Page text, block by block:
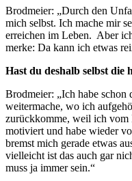
Brodmeier: „Durch den
mich selbst. Ich mache mir
erreichen im Leben. Aber
merke: Da kann ich etwas
Hast du deshalb selbst die
Brodmeier: „Ich habe schon
weitermache, wo ich
zurückkomme, weil ich
motiviert und habe wieder
bremst mich gerade etwas
vielleicht ist das auch gar
muss ja immer sein.“